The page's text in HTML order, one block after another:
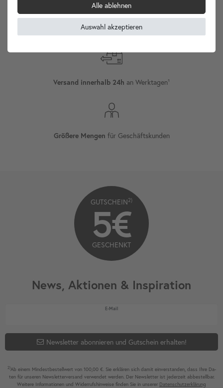
InternationalerVersand
Versand innerhalb 24h an Werktagen¹
Größere Mengen für Geschäftskunden
News, Aktionen & Inspiration
E-MailNewsletter Honig
Newsletter abonnieren und Gutschein erhalten!
2)Ab einem Mindest­bestell­wert von 100,00 €. Sie erklären sich damit ein­ver­standen, dass Ihre Da­
ten für unseren News­letter­versand ver­wen­det werden. Der News­letter ist jeder­zeit ab­bestel­lbar.
Weitere Infor­mationen und Wider­rufshin­weise finden Sie in unserer Daten­schutz­erklärung
GUTSCHEIN2)
5€
GESCHENKT
Alle ablehnen
Auswahl akzeptieren